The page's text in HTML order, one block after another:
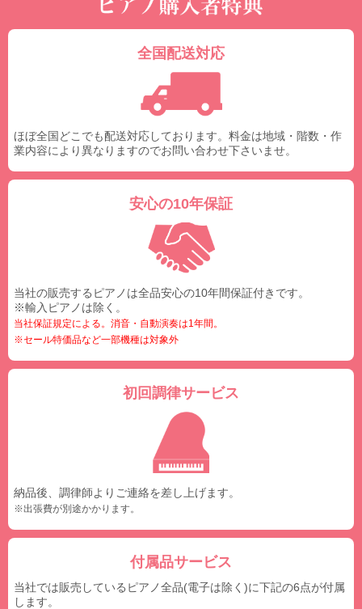
全国配送対応
ほぼ全国どこでも配送対応しております。料金は地域・階数・作
業内容により異なりますのでお問い合わせ下さいませ。
安心の10年保証
当社の販売するピアノは全品安心の10年間保証付きです。
※輸入ピアノは除く。
当社保証規定による。消音・自動演奏は1年間。
※セール特価品など一部機種は対象外
初回調律サービス
納品後、調律師よりご連絡を差し上げます。
※出張費が別途かかります。
付属品サービス
当社では販売しているピアノ全品(電子は除く)に下記の6点が付属
します。